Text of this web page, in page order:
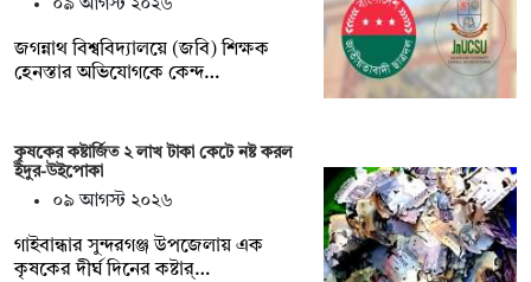
০৯ আগস্ট ২০২৬
জগন্নাথ বিশ্ববিদ্যালয়ে (জবি) শিক্ষক
হেনস্তার অভিযোগকে কেন্দ…
কৃষকের কষ্টার্জিত ২ লাখ টাকা কেটে নষ্ট করল
ইঁদুর-উইপোকা
০৯ আগস্ট ২০২৬
গাইবান্ধার সুন্দরগঞ্জ উপজেলায় এক
কৃষকের দীর্ঘ দিনের কষ্টার্…